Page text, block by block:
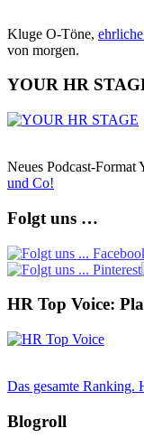
Kluge O-Töne,
von morgen.
YOUR HR
Neues Podcast-
und Co!
Folgt uns …
HR Top Voice:
Das gesamte Ranking.
Blogroll